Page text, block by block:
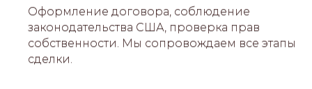
Оформление договора, соблюдение
законодательства США, проверка прав
собственности. Мы сопровождаем все этапы
сделки.